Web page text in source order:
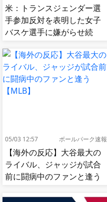
米：トランスジェンダー選
手参加反対を表明した女子
バスケ選手に嫌がらせ続
肘鉄を顔面に食らう[海外の
反応]
05/03 12:57 ボールパーク速報
【海外の反応】大谷最大の
ライバル、ジャッジが試合
前に闘病中のファンと逢う